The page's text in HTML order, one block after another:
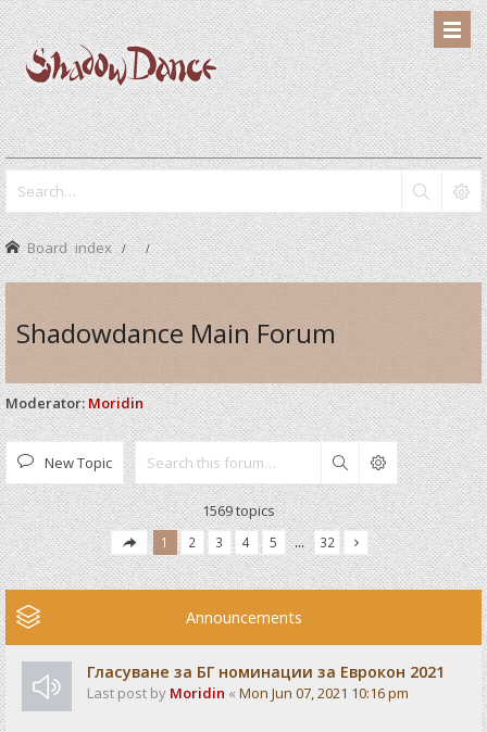
Board index
Shadowdance Main Forum
Moderator: Moridin
New Topic Search
1569 topics
1 2 3 4 5 … 32
Announcements
Гласуване за БГ номинации за Еврокон 2021
Last post by Moridin « Mon Jun 07, 2021 10:16 pm